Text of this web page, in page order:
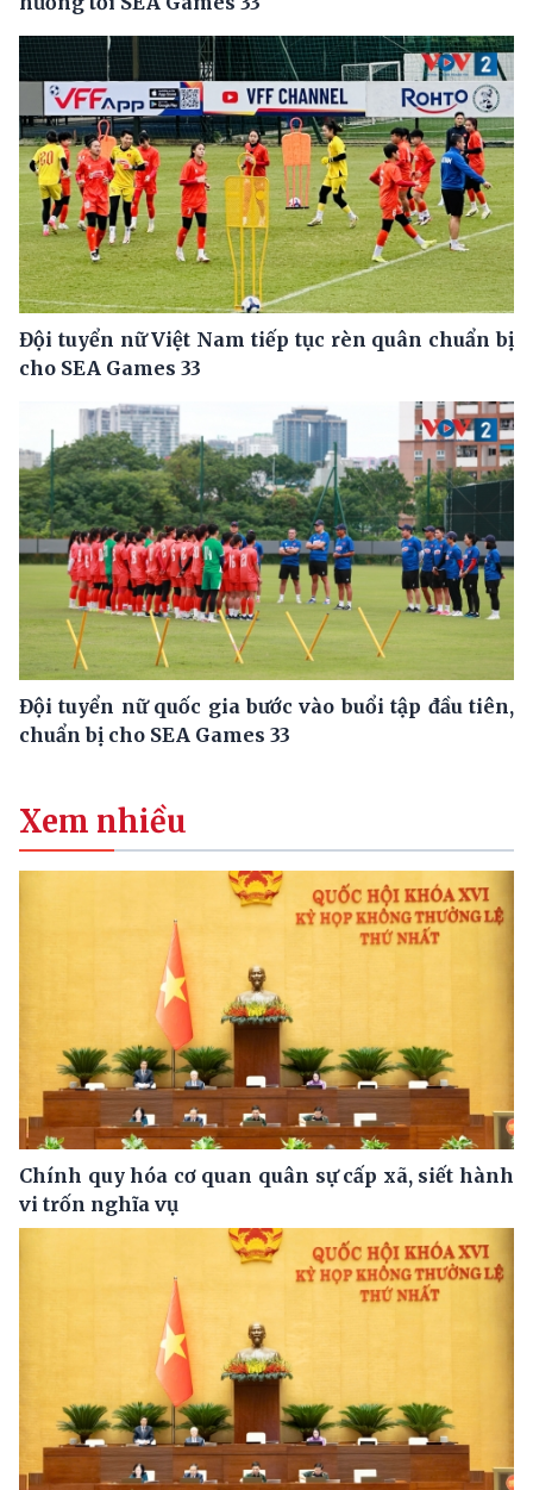
Đội tuyển nữ Việt Nam tiếp tục rèn quân chuẩn bị
cho SEA Games 33
Đội tuyển nữ quốc gia bước vào buổi tập đầu tiên,
chuẩn bị cho SEA Games 33
Xem nhiều
Chính quy hóa cơ quan quân sự cấp xã, siết hành
vi trốn nghĩa vụ